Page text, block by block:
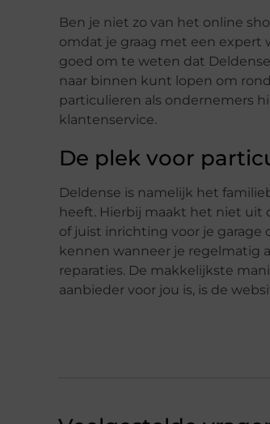
Ben je niet zo van het online
omdat je graag met een expert
goed om te weten dat
naar binnen kunt lopen om
particulieren als ondernemers
klantenservice.
De plek voor
Deldense is namelijk het
heeft. Hierbij maakt het niet uit
of juist inrichting voor je garage
kennen wanneer je regelmatig
reparaties. De makkelijkste
aanbieder voor jou is, is de